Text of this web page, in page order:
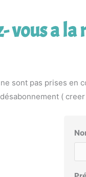
vous a
sont pas prises en
(